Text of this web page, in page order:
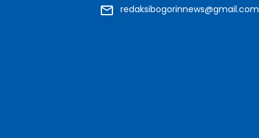
redaksibogorinnews@gmail.com